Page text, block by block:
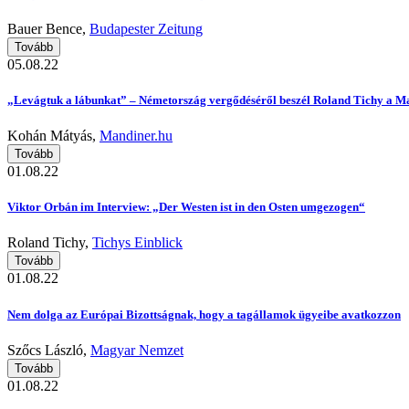
Bauer Bence, Budapester Zeitung
Tovább
05.08.22
„Levágtuk a lábunkat” – Németország vergődéséről beszél Roland Tichy a
Kohán Mátyás, Mandiner.hu
Tovább
01.08.22
Viktor Orbán im Interview: „Der Westen ist in den Osten umgezogen“
Roland Tichy, Tichys Einblick
Tovább
01.08.22
Nem dolga az Európai Bizottságnak, hogy a tagállamok ügyeibe avatkozzon
Szőcs László, Magyar Nemzet
Tovább
01.08.22